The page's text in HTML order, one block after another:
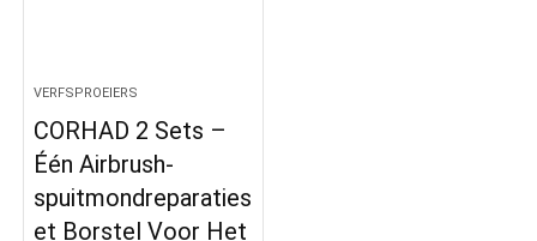
VERFSPROEIERS
CORHAD 2 Sets –
Één Airbrush-
spuitmondreparaties
et Borstel Voor Het